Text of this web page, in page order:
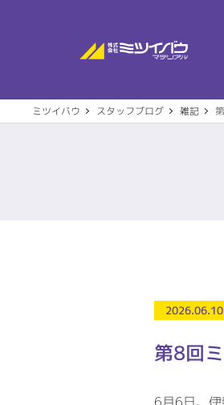
ミツイバウ スタッフブログ 雑記
2026.06.10
第8回